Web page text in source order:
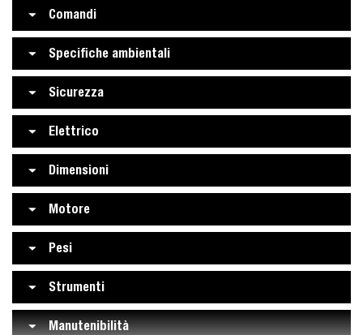
Comandi
Specifiche ambientali
Sicurezza
Elettrico
Dimensioni
Motore
Pesi
Strumenti
Manutenibilità